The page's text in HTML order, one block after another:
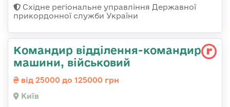
Східне регіональне управління Державної
прикордонної служби України
Командир відділення-командир
машини, військовий
від 25000 до 125000 грн
Київ